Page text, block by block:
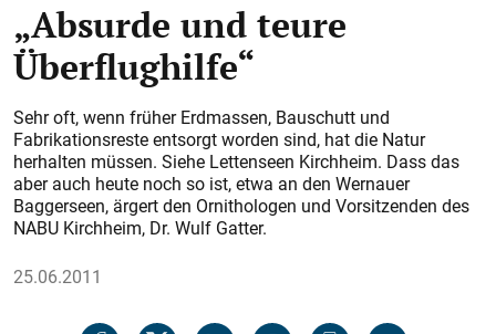
„Absurde und teure
Überflughilfe“
Sehr oft, wenn früher Erd­massen, Bauschutt und
Fabrikationsreste entsorgt worden sind, hat die Natur
herhalten müssen. Siehe Lettenseen ­Kirchheim. Dass das
aber auch heute noch so ist, etwa an den Wer­nauer
Baggerseen, ärgert den Ornithologen und ­Vorsitzenden des
NABU ­Kirchheim, Dr. Wulf Gatter.
25.06.2011